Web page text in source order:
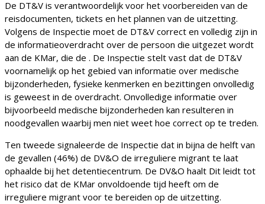
De DT&V is verantwoordelijk voor het voorbereiden van de
reisdocumenten, tickets en het plannen van de uitzetting.
Volgens de Inspectie moet de DT&V correct en volledig zijn in
de informatieoverdracht over de persoon die uitgezet wordt
aan de KMar, die de . De Inspectie stelt vast dat de DT&V
voornamelijk op het gebied van informatie over medische
bijzonderheden, fysieke kenmerken en bezittingen onvolledig
is geweest in de overdracht. Onvolledige informatie over
bijvoorbeeld medische bijzonderheden kan resulteren in
noodgevallen waarbij men niet weet hoe correct op te treden.
Ten tweede signaleerde de Inspectie dat in bijna de helft van
de gevallen (46%) de DV&O de irreguliere migrant te laat
ophaalde bij het detentiecentrum. De DV&O haalt Dit leidt tot
het risico dat de KMar onvoldoende tijd heeft om de
irreguliere migrant voor te bereiden op de uitzetting.